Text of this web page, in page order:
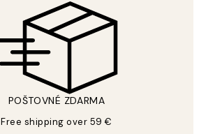
POŠTOVNÉ ZDARMA
Free shipping over 59 €